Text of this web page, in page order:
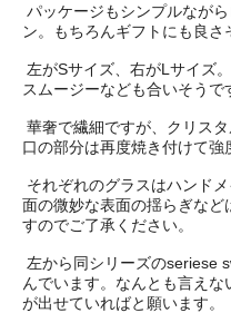
パッケージもシンプルなが
ン。もちろんギフトにも良さ
左がSサイズ、右がLサイズ
スムージーなども合いそうで
華奢で繊細ですが、クリス
口の部分は再度焼き付けて強
それぞれのグラスはハンド
面の微妙な表面の揺らぎなど
すのでご了承ください。
左から同シリーズのseriese
んでいます。なんとも言え
が出せていればと願います。